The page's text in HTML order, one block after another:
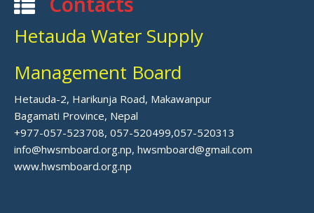
Hetauda Water Supply
Management Board
Hetauda-2, Harikunja Road, Makawanpur
Bagamati Province, Nepal
+977-057-523708, 057-520499,057-520313
info@hwsmboard.org.np, hwsmboard@gmail.com
www.hwsmboard.org.np